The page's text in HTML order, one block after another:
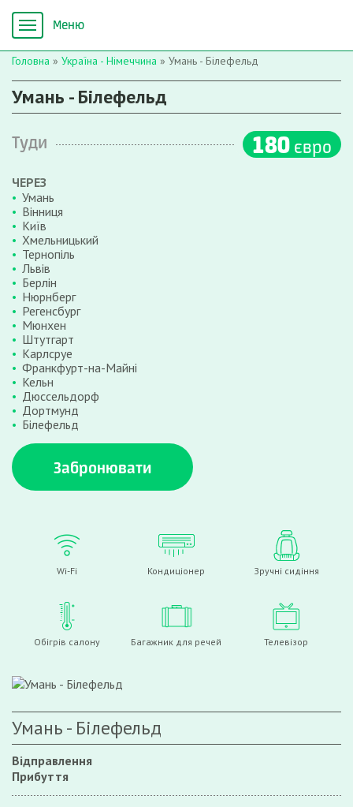
Головна » Україна - Німеччина » Умань - Білефельд
Умань - Білефельд
Туди 180 євро
ЧЕРЕЗ
Умань
Вінниця
Київ
Хмельницький
Тернопіль
Львів
Берлін
Нюрнберг
Регенсбург
Мюнхен
Штутгарт
Карлсруе
Франкфурт-на-Майні
Кельн
Дюссельдорф
Дортмунд
Білефельд
Забронювати
Wi-Fi Кондиціонер Зручні сидіння
Обігрів салону Багажник для речей Телевізор
Умань - Білефельд
Відправлення
Прибуття